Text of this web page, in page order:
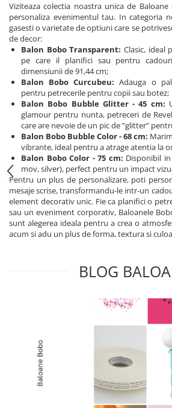
Trandafir
Mix de flori
Eucalipt
Flori de camp
Bumbac
Cala
Iasomie
Margarete
Narcise
Wisteria
Capete flori
Cap minirosa
Cap orhidee phalaenopsis
Crengi decorative
Ghirlande
Flori artificiale la ghiveci
Rozete
Paturica Decor
Cake topper
Tun Confetti
Petrecere Tematica
Petrecere fetite
Petrecere Baieti
Petrecere Adulti
Viziteaza colectia noastra unica de
personaliza evenimentul tau. In categoria
gasesti o varietate de optiuni care se
de decor:
Balon Bobo Transparent: Clasic, ideal
pe care il planifici sau pentru
dimensiunii de 91,44 cm;
Balon Bobo Curcubeu: Adauga o
pentru petrecerile pentru copii sau botez;
Balon Bobo Bubble Glitter - 45 cm:
glamour pentru nunta, petreceri de
care are nevoie de un pic de ”glitter”
Balon Bobo Bubble Color - 68 cm:
vibrante, ideal pentru a atrage atentia la
Balon Bobo Color - 75 cm: Disponibil
mov, silver), perfect pentru un impact
Pentru un plus de personalizare, poti
mesaje scrise, transformandu-le intr-un
element decorativ unic. Fie ca planifici o
sau un eveniment corporativ, Baloanele
sunt alegerea ideala pentru a crea o
acum si adu un plus de forma, textura si
BLOG